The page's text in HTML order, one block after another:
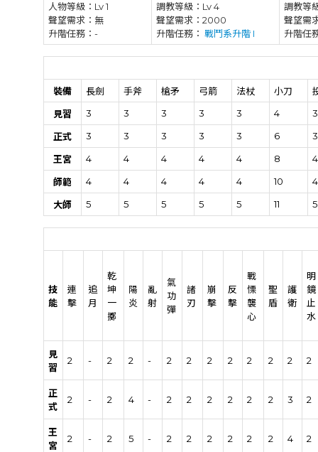
人物等級：Lv 1
聲望需求：無
升階任務：-
調教等級：Lv 4
聲望需求：2000
升階任務： 戰鬥系升階 I
調教等
聲望需
升階任
裝備 長劍 手斧 槍矛 弓箭 法杖 小刀
見習
3 3 3 3 3 4 3
正式 3 3 3 3 3 6 3
王宮 4 4 4 4 4 8 4
師範 4 4 4 4 4 10 4
大師 5 5 5 5 5 11 5
技
能
連
擊
追
月
乾
坤
一
擲
陽
炎
亂
射
氣
功
彈
諸
刃
崩
擊
反
擊
戰
慄
襲
心
聖
盾
護
衛
明
鏡
止
水
見
習
2 - 2 2 - 2 2 2 2 2 2 2 2
正
式
2 - 2 4 - 2 2 2 2 2 2 3 2
王
宮
2 - 2 5 - 2 2 2 2 2 2 4 2